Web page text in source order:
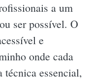
a um
ser possível. O
e
onde cada
técnica essencial,